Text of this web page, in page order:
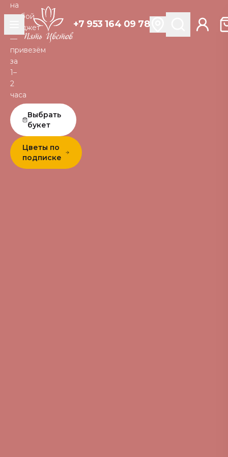
+7 953 164 09 78
на
любой
бюджет
—
привезём
за
1–
2
часа
Выбрать
букет
Цветы по
подписке